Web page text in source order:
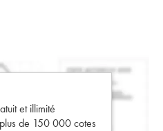
et illimité
de 150 000 cotes